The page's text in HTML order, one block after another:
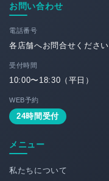
お問い合わせ
電話番号
各店舗へお問合せください
受付時間
10:00〜18:30（平日）
WEB予約
24時間受付
メニュー
私たちについて